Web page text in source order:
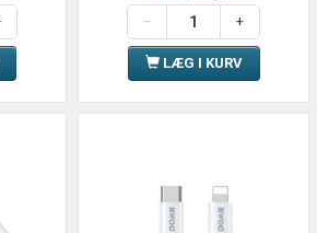
LÆG I KURV